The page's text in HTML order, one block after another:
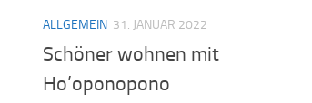
ALLGEMEIN 31. JANUAR 2022
Schöner wohnen mit
Ho’oponopono